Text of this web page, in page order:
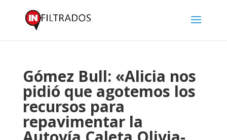
Gómez Bull: «Alicia nos
pidió que agotemos los
recursos para
repavimentar la